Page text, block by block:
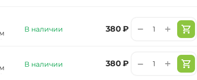
В наличии ‍380‍ ₽ +
−
В наличии ‍380‍ ₽ +
−